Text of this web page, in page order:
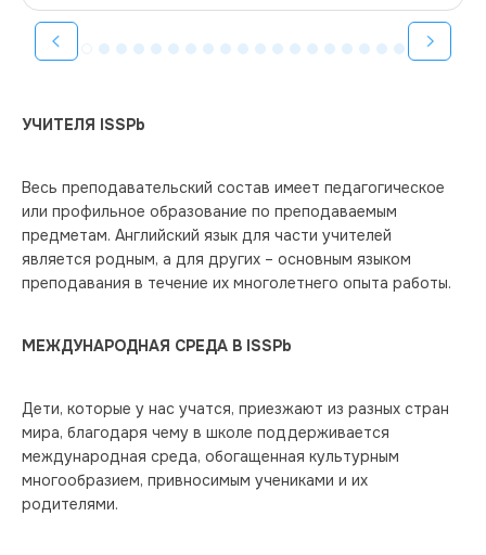
УЧИТЕЛЯ ISSPb
Весь преподавательский состав имеет педагогическое
или профильное образование по преподаваемым
предметам. Английский язык для части учителей
является родным, а для других – основным языком
преподавания в течение их многолетнего опыта работы.
МЕЖДУНАРОДНАЯ СРЕДА В ISSPb
Дети, которые у нас учатся, приезжают из разных стран
мира, благодаря чему в школе поддерживается
международная среда, обогащенная культурным
многообразием, привносимым учениками и их
родителями.